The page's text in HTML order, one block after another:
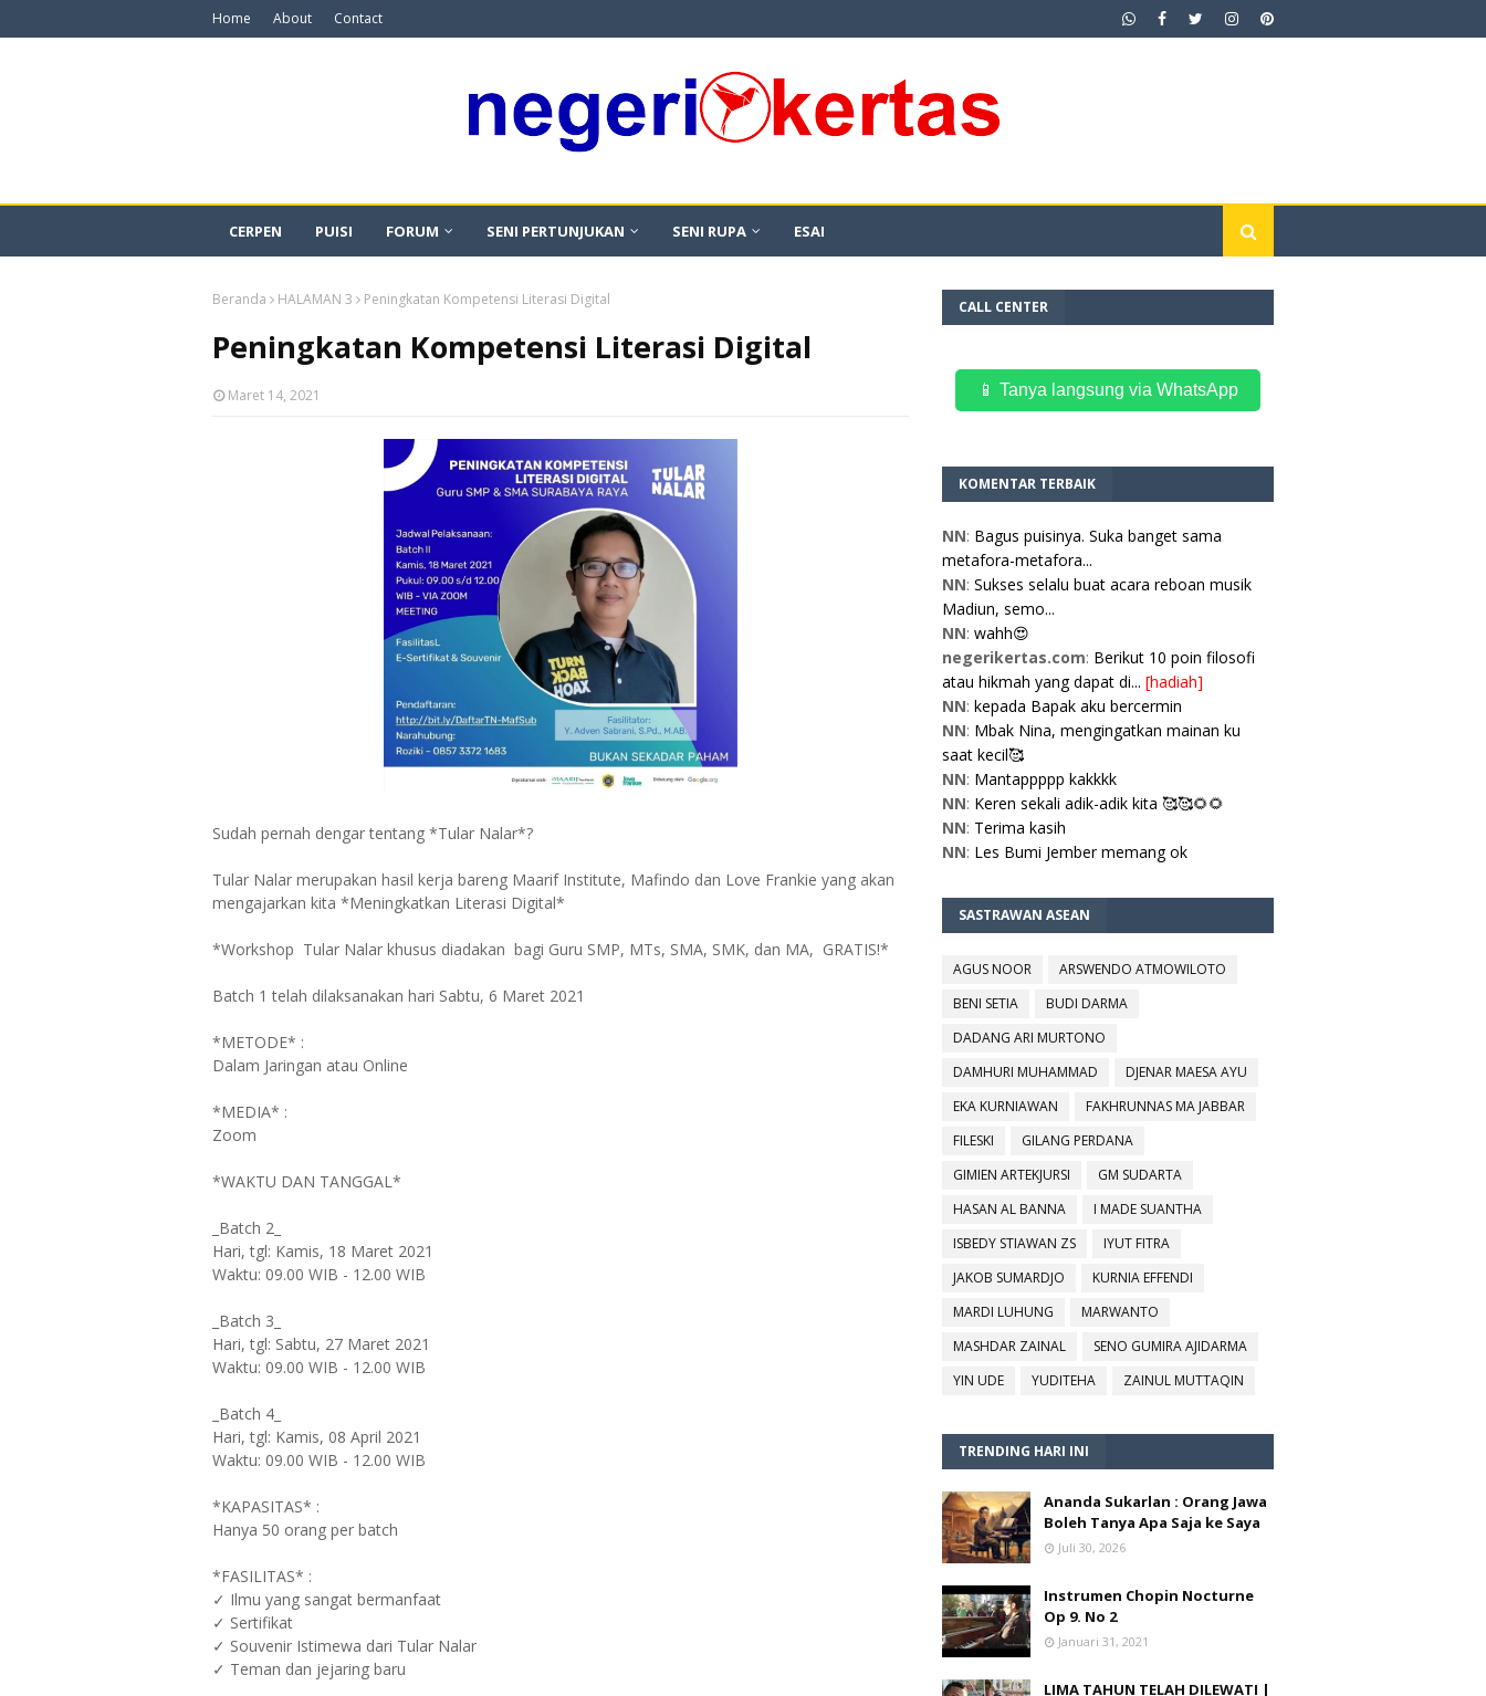
Home About Contact
CERPEN PUISI FORUM SENI PERTUNJUKAN SENI RUPA ESAI
Beranda HALAMAN 3 Peningkatan Kompetensi Literasi Digital
Peningkatan Kompetensi Literasi Digital
Maret 14, 2021
Sudah pernah dengar tentang *Tular Nalar*?
Tular Nalar merupakan hasil kerja bareng Maarif Institute, Mafindo dan Love Frankie yang akan
mengajarkan kita *Meningkatkan Literasi Digital*
*Workshop Tular Nalar khusus diadakan bagi Guru SMP, MTs, SMA, SMK, dan MA, GRATIS!*
Batch 1 telah dilaksanakan hari Sabtu, 6 Maret 2021
*METODE* :
Dalam Jaringan atau Online
*MEDIA* :
Zoom
*WAKTU DAN TANGGAL*
_Batch 2_
Hari, tgl: Kamis, 18 Maret 2021
Waktu: 09.00 WIB - 12.00 WIB
_Batch 3_
Hari, tgl: Sabtu, 27 Maret 2021
Waktu: 09.00 WIB - 12.00 WIB
_Batch 4_
Hari, tgl: Kamis, 08 April 2021
Waktu: 09.00 WIB - 12.00 WIB
*KAPASITAS* :
Hanya 50 orang per batch
*FASILITAS* :
✓ Ilmu yang sangat bermanfaat
✓ Sertifikat
✓ Souvenir Istimewa dari Tular Nalar
✓ Teman dan jejaring baru
CALL CENTER
📱 Tanya langsung via WhatsApp
KOMENTAR TERBAIK
NN: Bagus puisinya. Suka banget sama
metafora-metafora...
NN: Sukses selalu buat acara reboan musik
Madiun, semo...
NN: wahh😍
negerikertas.com: Berikut 10 poin filosofi
atau hikmah yang dapat di... [hadiah]
NN: kepada Bapak aku bercermin
NN: Mbak Nina, mengingatkan mainan ku
saat kecil🥰
NN: Mantappppp kakkkk
NN: Keren sekali adik-adik kita 🥰🥰🌻🌻
NN: Terima kasih
NN: Les Bumi Jember memang ok
SASTRAWAN ASEAN
AGUS NOOR
ARSWENDO ATMOWILOTO
BENI SETIA
BUDI DARMA
DADANG ARI MURTONO
DAMHURI MUHAMMAD
DJENAR MAESA AYU
EKA KURNIAWAN
FAKHRUNNAS MA JABBAR
FILESKI
GILANG PERDANA
GIMIEN ARTEKJURSI
GM SUDARTA
HASAN AL BANNA
I MADE SUANTHA
ISBEDY STIAWAN ZS
IYUT FITRA
JAKOB SUMARDJO
KURNIA EFFENDI
MARDI LUHUNG
MARWANTO
MASHDAR ZAINAL
SENO GUMIRA AJIDARMA
YIN UDE
YUDITEHA ZAINUL MUTTAQIN
TRENDING HARI INI
Ananda Sukarlan : Orang Jawa
Boleh Tanya Apa Saja ke Saya
Juli 30, 2026
Instrumen Chopin Nocturne
Op 9. No 2
Januari 31, 2021
LIMA TAHUN TELAH DILEWATI |